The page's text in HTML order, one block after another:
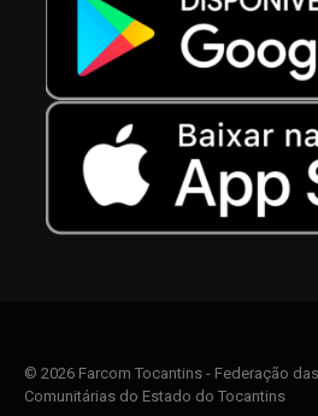
© 2026 Farcom Tocantins - Federação
Comunitárias do Estado do Tocantins